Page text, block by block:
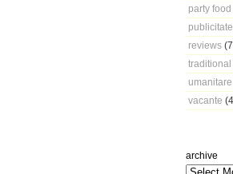
party food
publicitate
reviews
traditional
umanitare
vacante
archive